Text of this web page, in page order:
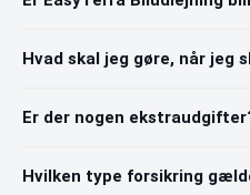
Hvad skal jeg gøre, når jeg
Er der nogen
Hvilken type forsikring